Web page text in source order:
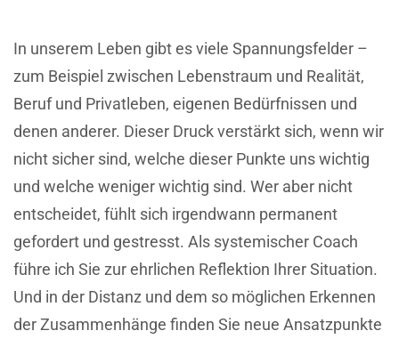
In unserem Leben gibt es viele Spannungsfelder –
zum Beispiel zwischen Lebenstraum und Realität,
Beruf und Privatleben, eigenen Bedürfnissen und
denen anderer. Dieser Druck verstärkt sich, wenn wir
nicht sicher sind, welche dieser Punkte uns wichtig
und welche weniger wichtig sind. Wer aber nicht
entscheidet, fühlt sich irgendwann permanent
gefordert und gestresst. Als systemischer Coach
führe ich Sie zur ehrlichen Reflektion Ihrer Situation.
Und in der Distanz und dem so möglichen Erkennen
der Zusammenhänge finden Sie neue Ansatzpunkte